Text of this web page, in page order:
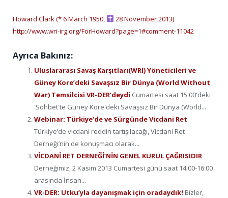
Howard Clark (* 6 March 1950,
28 November 2013)
http://www.wri-irg.org/ForHoward?page=1#comment-11042
Ayrıca Bakınız:
Uluslararası Savaş Karşıtları(WRI) Yöneticileri ve
Güney Kore’deki Savaşsız Bir Dünya (World Without
War) Temsilcisi VR-DER’deydi Cumartesi saat 15.00'deki
'Sohbet'te Guney Kore'deki Savaşsız Bir Dünya (World...
Webinar: Türkiye’de ve Sürgünde Vicdani Ret
Türkiye’de vicdani reddin tartışılacağı, Vicdani Ret
Derneği’nin de konuşmacı olarak...
VİCDANİ RET DERNEĞİ’NİN GENEL KURUL ÇAĞRISIDIR
Derneğimiz, 2 Kasım 2013 Cumartesi günü saat 14:00-16:00
arasında İnsan...
VR-DER: Utku’yla dayanışmak için oradaydık! Bizler,